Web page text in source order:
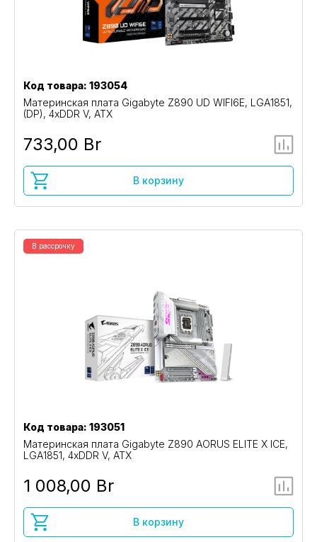
Код товара: 193054
Материнская плата Gigabyte Z890 UD WIFI6E, LGA1851,
(DP), 4xDDR V, ATX
733,00 Br
В корзину
В рассрочку
Код товара: 193051
Материнская плата Gigabyte Z890 AORUS ELITE X ICE,
LGA1851, 4xDDR V, ATX
1 008,00 Br
В корзину